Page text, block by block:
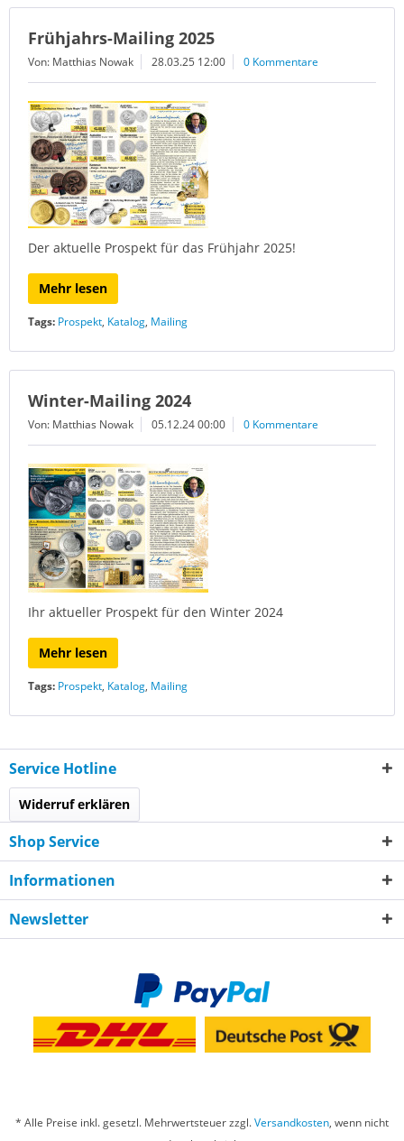
Frühjahrs-Mailing 2025
Von: Matthias Nowak 28.03.25 12:00 0 Kommentare
Der aktuelle Prospekt für das Frühjahr 2025!
Mehr lesen
Tags: Prospekt, Katalog, Mailing
Winter-Mailing 2024
Von: Matthias Nowak 05.12.24 00:00 0 Kommentare
Ihr aktueller Prospekt für den Winter 2024
Mehr lesen
Tags: Prospekt, Katalog, Mailing
Service Hotline
Widerruf erklären
Shop Service
Informationen
Newsletter
* Alle Preise inkl. gesetzl. Mehrwertsteuer zzgl.Versandkosten, wenn nicht